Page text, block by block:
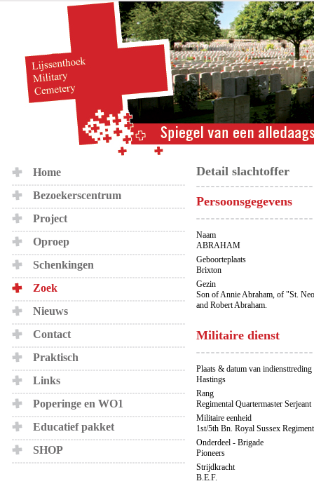
Home
Bezoekerscentrum
Project
Oproep
Schenkingen
Zoek
Nieuws
Contact
Praktisch
Links
Poperinge en WO1
Educatief pakket
SHOP
Detail slachtoffer
Persoonsgegevens
Naam
ABRAHAM
Geboorteplaats
Brixton
Gezin
Son of Annie Abraham, of "St.
and Robert Abraham.
Militaire dienst
Plaats & datum van indiensttreding
Hastings
Rang
Regimental Quartermaster Serjeant
Militaire eenheid
1st/5th Bn. Royal Sussex Regiment
Onderdeel - Brigade
Pioneers
Strijdkracht
B.E.F.